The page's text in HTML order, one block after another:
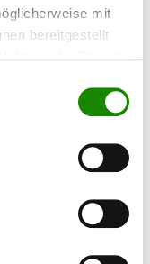
mit
bereitgestellt
Scheiben